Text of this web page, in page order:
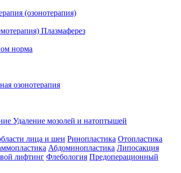
(озонотерапия)
Плазмаферез
норма
озонотерапия
Удаление мозолей и натоптышей
лица и шеи Ринопластика Отопластика
Абдоминопластика Липосакция
лифтинг Флебология Предоперационный